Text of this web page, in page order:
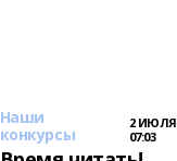
Наши
конкурсы
2 ИЮЛЯ
07:03